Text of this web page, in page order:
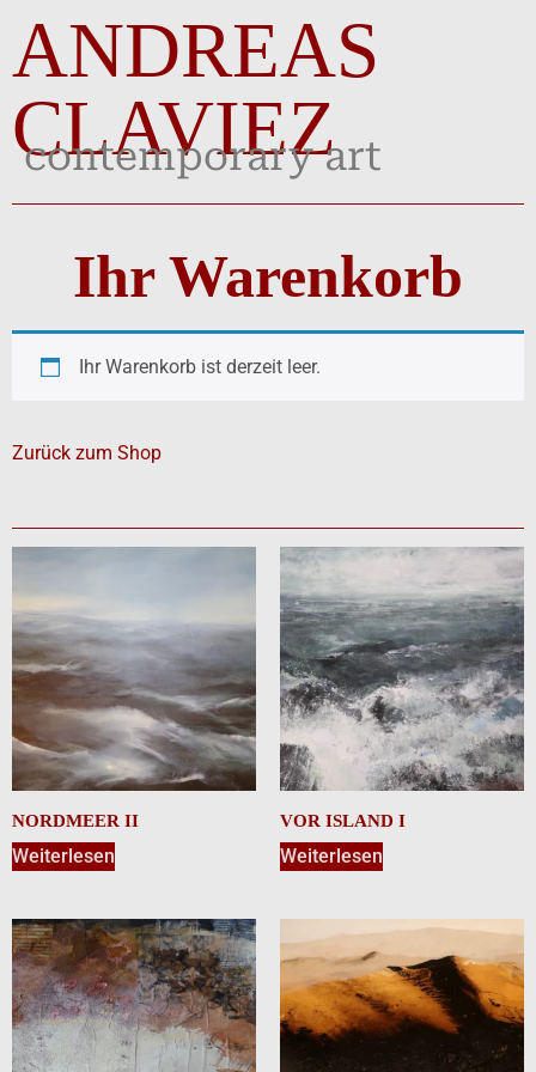
ANDREAS
CLAVIEZ
contemporary art
Ihr Warenkorb
Ihr Warenkorb ist derzeit leer.
Zurück zum Shop
NORDMEER II
Weiterlesen
VOR ISLAND I
Weiterlesen